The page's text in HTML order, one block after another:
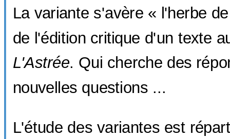
La variante s'avère « l'herbe
de l'édition critique d'un texte
L'Astrée. Qui cherche des
nouvelles questions ...
L'étude des variantes est